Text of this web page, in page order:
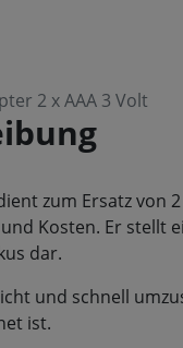
2 x AAA 3 Volt
zum Ersatz von
Kosten. Er stellt
dar.
und schnell
ist.